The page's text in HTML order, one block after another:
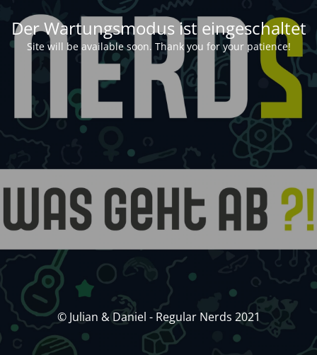
Der Wartungsmodus ist eingeschaltet
Site will be available soon. Thank you for your patience!
© Julian & Daniel - Regular Nerds 2021